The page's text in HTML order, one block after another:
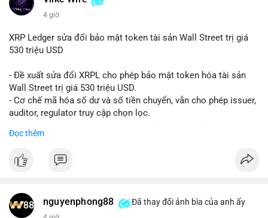
4 giờ
XRP Ledger sửa đổi bảo mật token tài sản Wall Street trị giá
530 triệu USD
- Đề xuất sửa đổi XRPL cho phép bảo mật token hóa tài sản
Wall Street trị giá 530 triệu USD.
- Cơ chế mã hóa số dư và số tiền chuyển, vẫn cho phép issuer,
auditor, regulator truy cập chọn lọc.
tài chính.
chức tài chính.
$xrp
Đọc thêm
nguyenphong88 Đã thay đổi ảnh bìa của anh ấy